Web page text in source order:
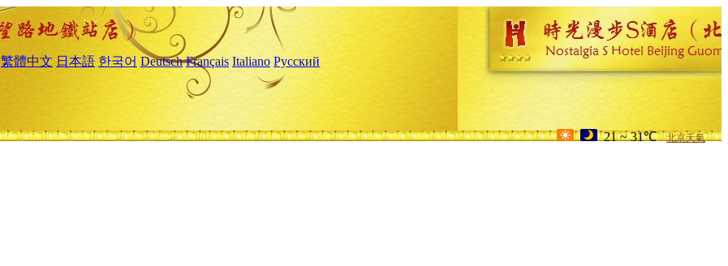
繁體中文 日本語 한국어 Deutsch Français Italiano Русский
21 ~ 31℃ 北京天氣